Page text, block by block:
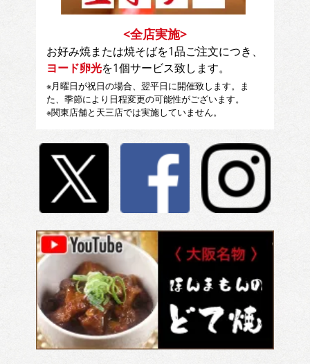
<全店実施>
お好み焼または焼そばを1品ご注文につき、
ヨード卵光を1個サービス致します。
※月曜日が祝日の場合、翌平日に開催致します。ま
た、季節により日程変更の可能性がございます。
※関東店舗と天三店では実施していません。